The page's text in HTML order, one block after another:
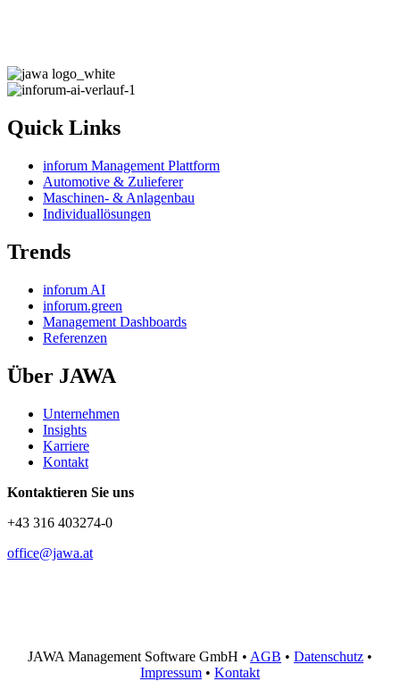
Quick Links
inforum Management Plattform
Automotive & Zulieferer
Maschinen- & Anlagenbau
Individuallösungen
Trends
inforum AI
inforum.green
Management Dashboards
Referenzen
Über JAWA
Unternehmen
Insights
Karriere
Kontakt
Kontaktieren Sie uns
+43 316 403274-0
office@jawa.at
JAWA Management Software GmbH • AGB • Datenschutz •
Impressum • Kontakt